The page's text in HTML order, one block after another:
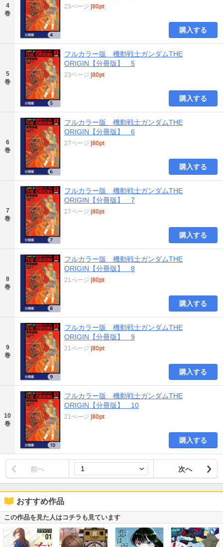
4
巻
23ページ 80pt
購入する
5
巻
フルカラー版 機動戦士ガンダムTHE
ORIGIN【分冊版】 5
23ページ 80pt
購入する
6
巻
フルカラー版 機動戦士ガンダムTHE
ORIGIN【分冊版】 6
27ページ 80pt
購入する
7
巻
フルカラー版 機動戦士ガンダムTHE
ORIGIN【分冊版】 7
27ページ 80pt
購入する
8
巻
フルカラー版 機動戦士ガンダムTHE
ORIGIN【分冊版】 8
21ページ 80pt
購入する
9
巻
フルカラー版 機動戦士ガンダムTHE
ORIGIN【分冊版】 9
21ページ 80pt
購入する
10
巻
フルカラー版 機動戦士ガンダムTHE
ORIGIN【分冊版】 10
21ページ 80pt
購入する
前へ 次へ
おすすめ作品
この作品を見た人はコチラも見ています